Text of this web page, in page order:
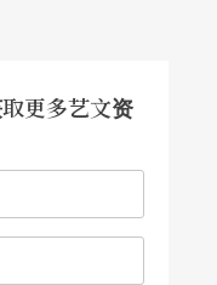
宣示思想的意
饰奏和疾板的尾
在两件西洋乐器
，古筝却是急疾
更多艺文资